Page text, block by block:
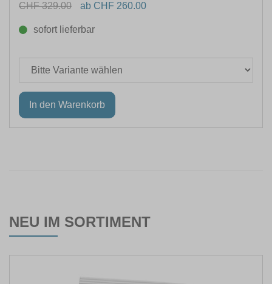
CHF 329.00
ab CHF 260.00
sofort lieferbar
NEU IM SORTIMENT